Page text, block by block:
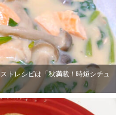
トレシピは「秋満載！時短シチュ